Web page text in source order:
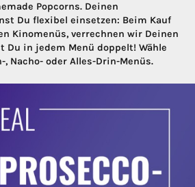
Popcorns. Deinen
Du flexibel einsetzen: Beim Kauf
Kinomenüs, verrechnen wir Deinen
Du in jedem Menü doppelt! Wähle
, Nacho- oder Alles-Drin-Menüs.